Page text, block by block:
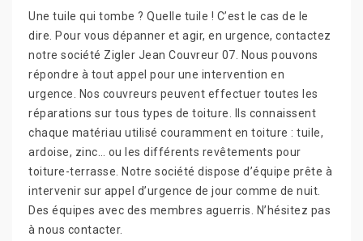
Une tuile qui tombe ? Quelle tuile ! C’est le cas de le
dire. Pour vous dépanner et agir, en urgence, contactez
notre société Zigler Jean Couvreur 07. Nous pouvons
répondre à tout appel pour une intervention en
urgence. Nos couvreurs peuvent effectuer toutes les
réparations sur tous types de toiture. Ils connaissent
chaque matériau utilisé couramment en toiture : tuile,
ardoise, zinc… ou les différents revêtements pour
toiture-terrasse. Notre société dispose d’équipe prête à
intervenir sur appel d’urgence de jour comme de nuit.
Des équipes avec des membres aguerris. N’hésitez pas
à nous contacter.